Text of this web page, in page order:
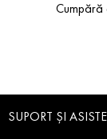
Cumpără
SUPORT ȘI